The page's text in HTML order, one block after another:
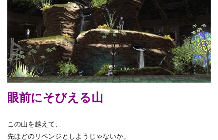
眼前にそびえる山
この山を越えて、
先ほどのリベンジとしようじゃないか。